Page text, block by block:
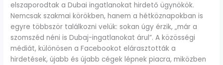
elszaporodtak a Dubai ingatlanokat hirdető ügynökök.
Nemcsak szakmai körökben, hanem a hétköznapokban is
egyre többször találkozni velük: sokan úgy érzik, „már a
szomszéd néni is Dubaj-ingatlanokat árul”. A közösségi
médiát, különösen a Facebookot elárasztották a
hirdetések, újabb és újabb cégek lépnek piacra, miközben